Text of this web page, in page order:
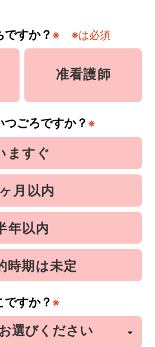
ですか？ ※ ※は必須
准看護師
ごろですか？ ※
ますぐ
月以内
年以内
時期は未定
すか？ ※